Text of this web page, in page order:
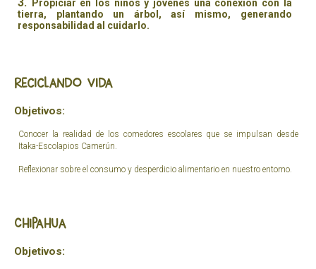
Propiciar en los niños y jóvenes una conexión con la
tierra, plantando un árbol, así mismo, generando
responsabilidad al cuidarlo.
Reciclando vida
Objetivos:
Conocer la realidad de los comedores escolares que se impulsan desde
Itaka-Escolapios Camerún.
Reflexionar sobre el consumo y desperdicio alimentario en nuestro entorno.
Chipahua
Objetivos: